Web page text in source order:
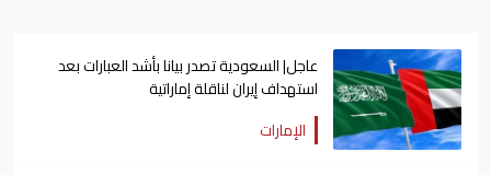
عاجل| السعودية تصدر بيانا بأشد العبارات بعد
استهداف إيران لناقلة إماراتية
الإمارات